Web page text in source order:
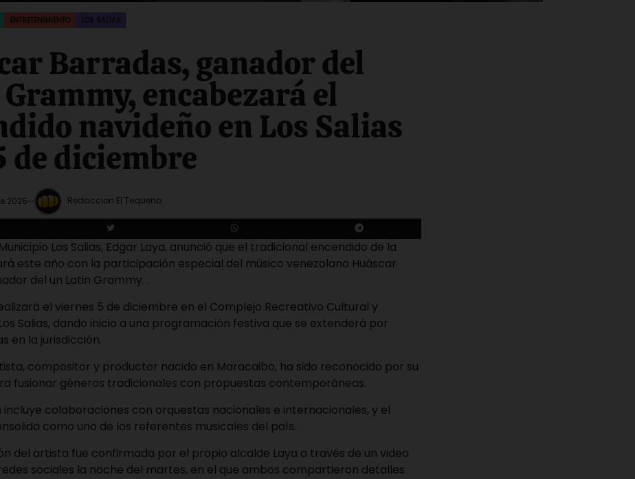
ENTRETENIMIENTO LOS SALIAS
Barradas, ganador del
encabezará el
navideño en Los Salias
de diciembre
2025 Redaccion El Tequeno
Los Salias, Edgar Laya, anunció que el tradicional encendido de la
este año con la participación especial del músico venezolano Huáscar
del un Latin Grammy. .
el viernes 5 de diciembre en el Complejo Recreativo Cultural y
Salias, dando inicio a una programación festiva que se extenderá por
en la jurisdicción.
compositor y productor nacido en Maracaibo, ha sido reconocido por su
fusionar géneros tradicionales con propuestas contemporáneas.
colaboraciones con orquestas nacionales e internacionales, y el
como uno de los referentes musicales del país.
del artista fue confirmada por el propio alcalde Laya a través de un video
sociales la noche del martes, en el que ambos compartieron detalles